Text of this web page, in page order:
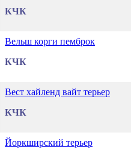
КЧК
Вельш корги пемброк
КЧК
Вест хайленд вайт терьер
КЧК
Йоркширский терьер